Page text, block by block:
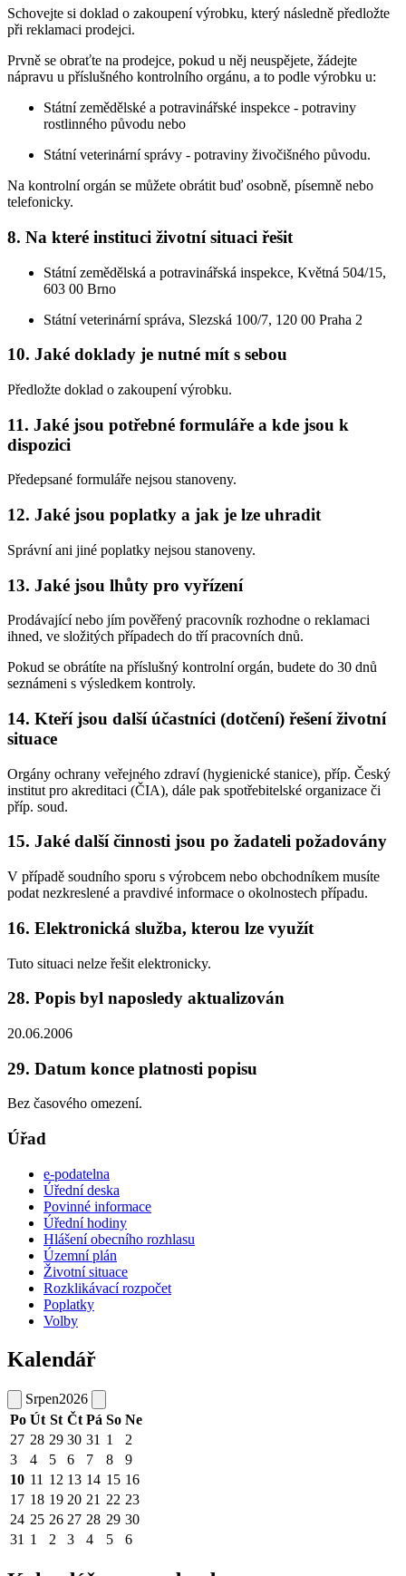
Schovejte si doklad o zakoupení výrobku, který následně předložte
při reklamaci prodejci.
Prvně se obraťte na prodejce, pokud u něj neuspějete, žádejte
nápravu u příslušného kontrolního orgánu, a to podle výrobku u:
Státní zemědělské a potravinářské inspekce - potraviny
rostlinného původu nebo
Státní veterinární správy - potraviny živočišného původu.
Na kontrolní orgán se můžete obrátit buď osobně, písemně nebo
telefonicky.
8. Na které instituci životní situaci řešit
Státní zemědělská a potravinářská inspekce, Květná 504/15,
603 00 Brno
Státní veterinární správa, Slezská 100/7, 120 00 Praha 2
10. Jaké doklady je nutné mít s sebou
Předložte doklad o zakoupení výrobku.
11. Jaké jsou potřebné formuláře a kde jsou k
dispozici
Předepsané formuláře nejsou stanoveny.
12. Jaké jsou poplatky a jak je lze uhradit
Správní ani jiné poplatky nejsou stanoveny.
13. Jaké jsou lhůty pro vyřízení
Prodávající nebo jím pověřený pracovník rozhodne o reklamaci
ihned, ve složitých případech do tří pracovních dnů.
Pokud se obrátíte na příslušný kontrolní orgán, budete do 30 dnů
seznámeni s výsledkem kontroly.
14. Kteří jsou další účastníci (dotčení) řešení životní
situace
Orgány ochrany veřejného zdraví (hygienické stanice), příp. Český
institut pro akreditaci (ČIA), dále pak spotřebitelské organizace či
příp. soud.
15. Jaké další činnosti jsou po žadateli požadovány
V případě soudního sporu s výrobcem nebo obchodníkem musíte
podat nezkreslené a pravdivé informace o okolnostech případu.
16. Elektronická služba, kterou lze využít
Tuto situaci nelze řešit elektronicky.
28. Popis byl naposledy aktualizován
20.06.2006
29. Datum konce platnosti popisu
Bez časového omezení.
Úřad
e-podatelna
Úřední deska
Povinné informace
Úřední hodiny
Hlášení obecního rozhlasu
Územní plán
Životní situace
Rozklikávací rozpočet
Poplatky
Volby
Kalendář
Srpen2026
Po Út St Čt Pá So Ne
27 28 29 30 31 1
2
3
4 5 6 7 8
9
10 11 12 13 14 15 16
17 18 19 20 21 22 23
24 25 26 27 28 29 30
31 1 2 3 4 5 6